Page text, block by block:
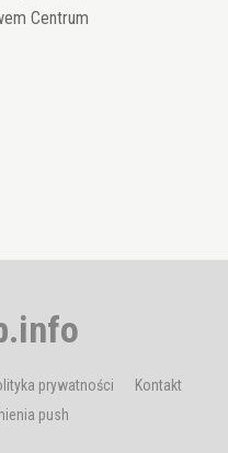
Centrum
prywatności
Kontakt
push